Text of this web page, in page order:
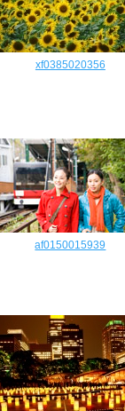
xf0385020356
af0150015939